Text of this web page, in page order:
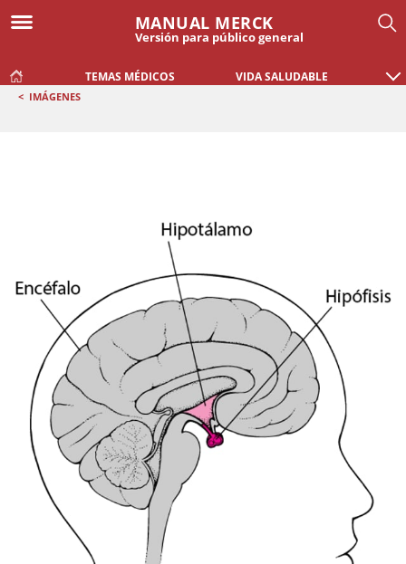
MANUAL MERCK
Versión para público general
TEMAS MÉDICOS VIDA SALUDABLE
< IMÁGENES